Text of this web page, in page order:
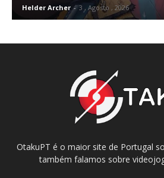
Helder Archer - 3 , Agosto , 2026
OtakuPT é o maior site de Portugal
também falamos sobre